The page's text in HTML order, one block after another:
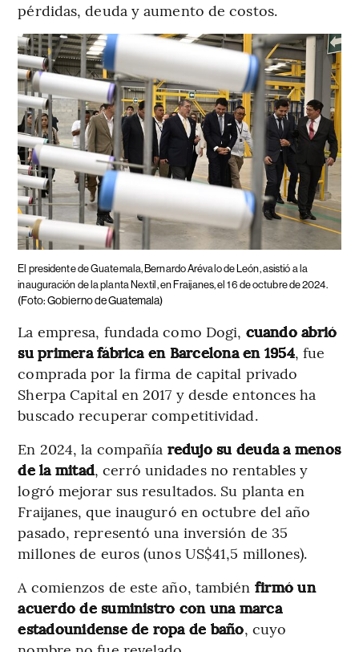
pérdidas, deuda y aumento de costos.
El presidente de Guatemala, Bernardo Arévalo de León, asistió a la
inauguración de la planta Nextil, en Fraijanes, el 16 de octubre de 2024.
(Foto: Gobierno de Guatemala)
La empresa, fundada como Dogi, cuando abrió
su primera fábrica en Barcelona en 1954, fue
comprada por la firma de capital privado
Sherpa Capital en 2017 y desde entonces ha
buscado recuperar competitividad.
En 2024, la compañía redujo su deuda a menos
de la mitad, cerró unidades no rentables y
logró mejorar sus resultados. Su planta en
Fraijanes, que inauguró en octubre del año
pasado, representó una inversión de 35
millones de euros (unos US$41,5 millones).
A comienzos de este año, también firmó un
acuerdo de suministro con una marca
estadounidense de ropa de baño, cuyo